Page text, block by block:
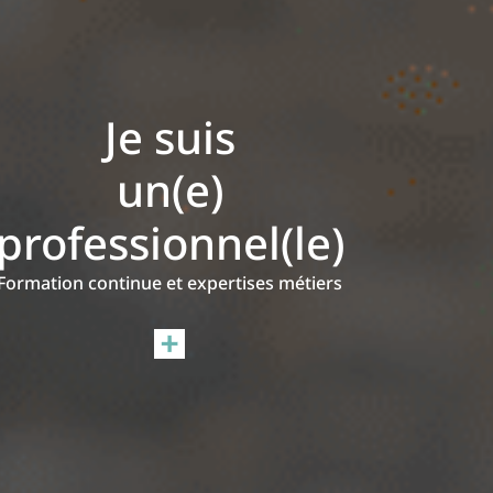
Je suis
un(e)
continue et expertises métiers